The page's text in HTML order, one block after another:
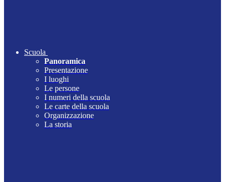
Scuola
Panoramica
Presentazione
I luoghi
Le persone
I numeri della scuola
Le carte della scuola
Organizzazione
La storia